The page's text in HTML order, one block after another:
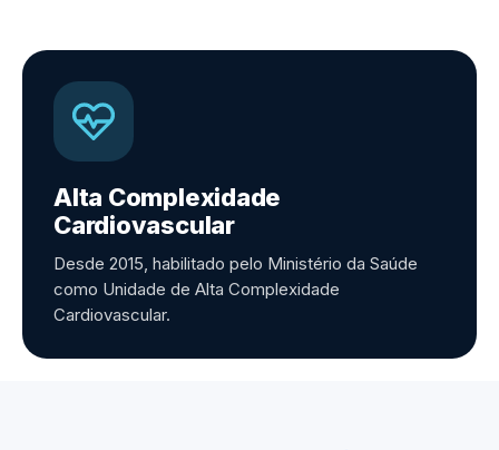
Alta Complexidade
Cardiovascular
Desde 2015, habilitado pelo Ministério da Saúde
como Unidade de Alta Complexidade
Cardiovascular.